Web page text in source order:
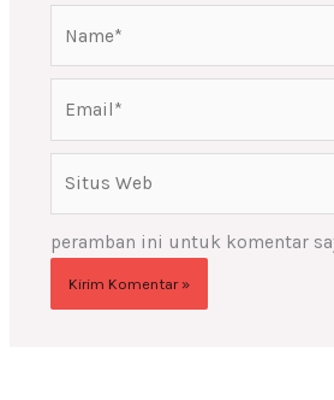
peramban ini untuk komentar